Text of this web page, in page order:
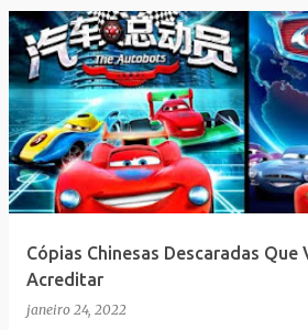
Cópias Chinesas Descaradas Que
Acreditar
janeiro 24, 2022